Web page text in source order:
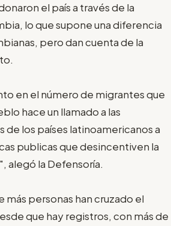
el país a través de la
lo que supone una diferencia
pero dan cuenta de la
en el número de migrantes que
hace un llamado a las
de los países latinoamericanos a
publicas que desincentiven la
alegó la Defensoría.
más personas han cruzado el
que hay registros, con más de